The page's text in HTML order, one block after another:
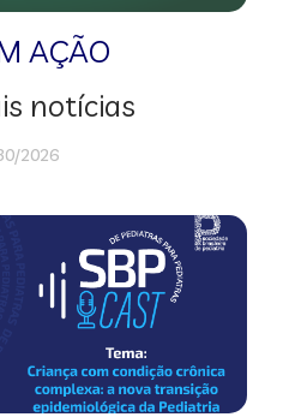
AÇÃO
notícias
2026